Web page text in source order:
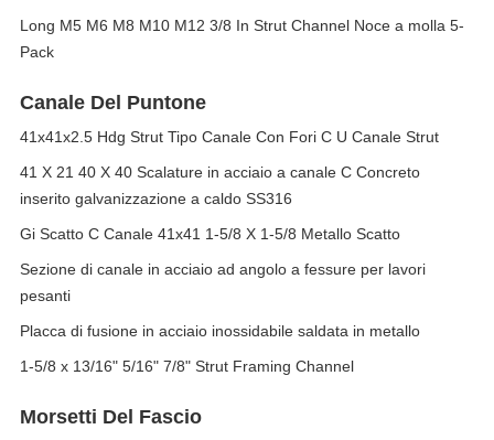
Long M5 M6 M8 M10 M12 3/8 In Strut Channel Noce a molla 5-
Pack
Canale Del Puntone
41x41x2.5 Hdg Strut Tipo Canale Con Fori C U Canale Strut
41 X 21 40 X 40 Scalature in acciaio a canale C Concreto
inserito galvanizzazione a caldo SS316
Gi Scatto C Canale 41x41 1-5/8 X 1-5/8 Metallo Scatto
Sezione di canale in acciaio ad angolo a fessure per lavori
pesanti
Placca di fusione in acciaio inossidabile saldata in metallo
1-5/8 x 13/16" 5/16" 7/8" Strut Framing Channel
Morsetti Del Fascio